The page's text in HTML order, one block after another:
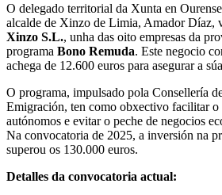
O delegado territorial da Xunta en
alcalde de Xinzo de Limia, Amador Díaz,
Xinzo S.L., unha das oito empresas da
programa Bono Remuda. Este negocio
achega de 12.600 euros para asegurar a
O programa, impulsado pola Consellería
Emigración, ten como obxectivo facilitar o
autónomos e evitar o peche de negocios
Na convocatoria de 2025, a inversión na
superou os 130.000 euros.
Detalles da convocatoria actual: